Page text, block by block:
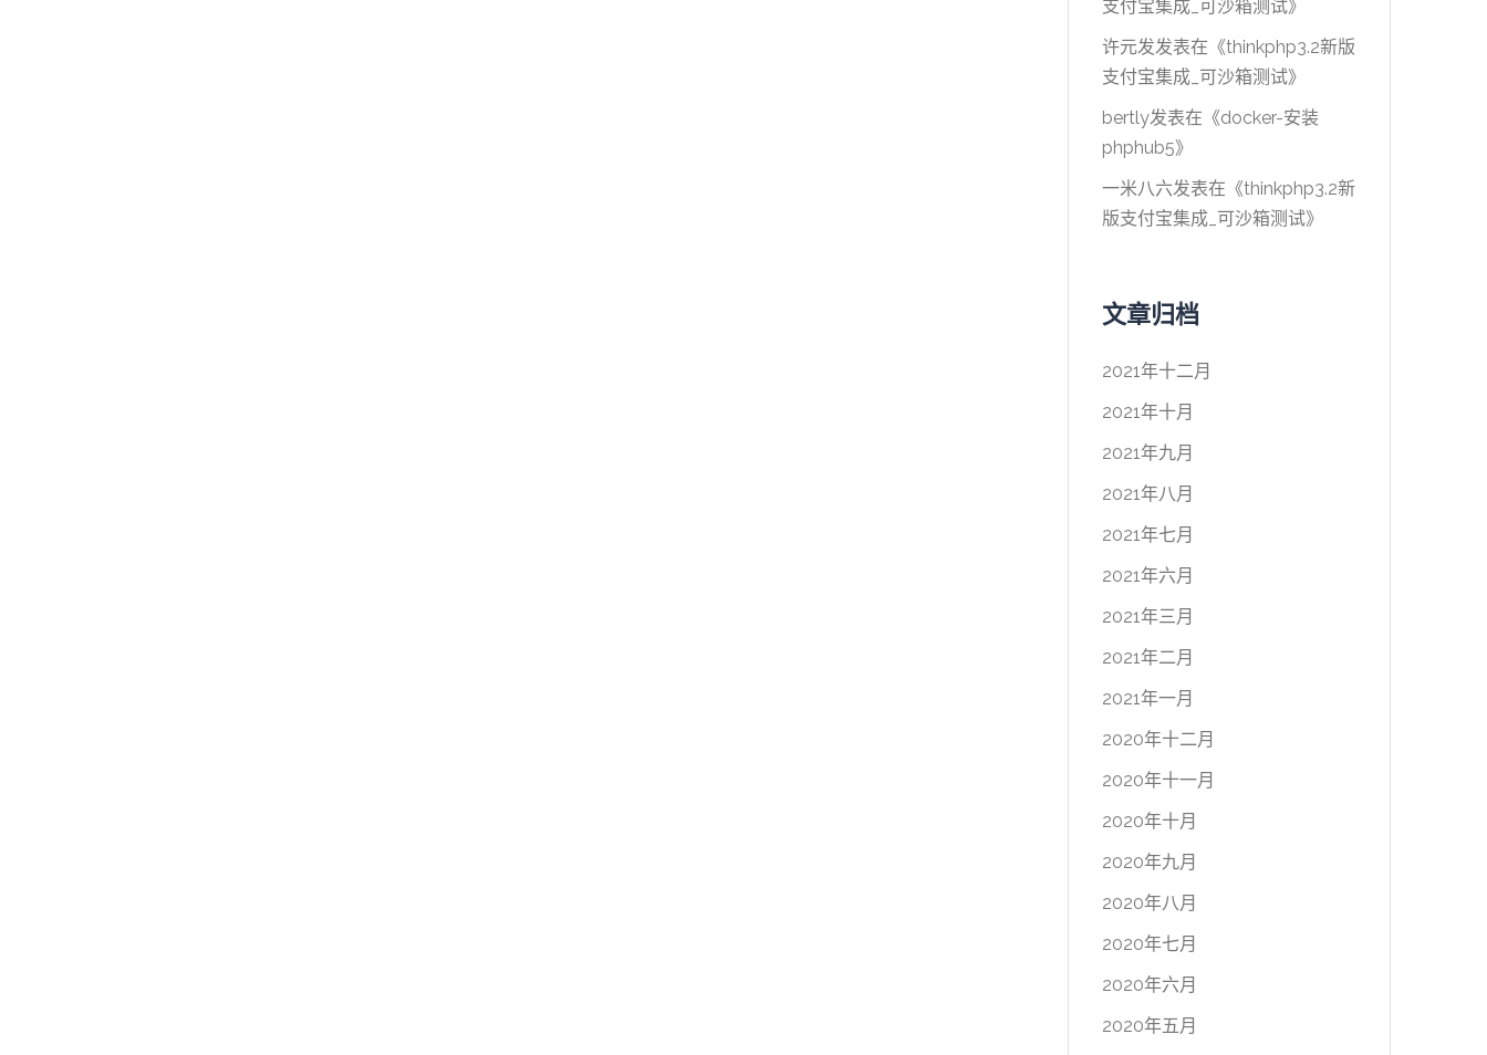
支付宝集成_可沙箱测试》
许元发发表在《thinkphp3.2新版
支付宝集成_可沙箱测试》
bertly发表在《docker-安装
phphub5》
一米八六发表在《thinkphp3.2新
版支付宝集成_可沙箱测试》
文章归档
2021年十二月
2021年十月
2021年九月
2021年八月
2021年七月
2021年六月
2021年三月
2021年二月
2021年一月
2020年十二月
2020年十一月
2020年十月
2020年九月
2020年八月
2020年七月
2020年六月
2020年五月